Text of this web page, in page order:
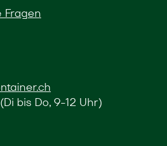
Fragen
bis Do, 9-12 Uhr)